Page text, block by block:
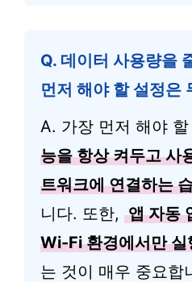
Q. 데이터 사용량을
먼저 해야 할 설정은
A. 가장 먼저 해야
능을 항상 켜두고 사
트워크에 연결하는
니다. 또한, 앱 자동
Wi-Fi 환경에서만 실
는 것이 매우 중요합